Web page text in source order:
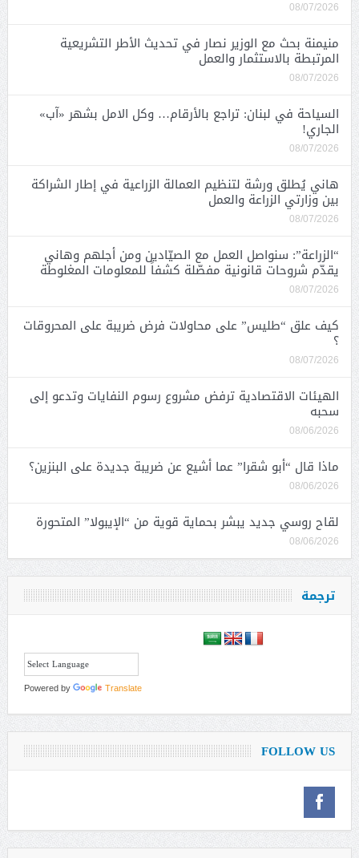
08/07/2026
منيمنة بحث مع الوزير نصار في تحديث الأطر التشريعية
المرتبطة بالاستثمار والعمل
08/07/2026
السياحة في لبنان: تراجع بالأرقام… وكل الامل بشهر «آب»
الجاري!
08/07/2026
هاني يُطلق ورشة لتنظيم العمالة الزراعية في إطار الشراكة
بين وزارتي الزراعة والعمل
08/07/2026
“الزراعة”: سنواصل العمل مع الصيّادين ومن أجلهم وهاني
يقدّم شروحات قانونية مفصّلة كشفاً للمعلومات المغلوطة
08/07/2026
كيف علق “طليس” على محاولات فرض ضريبة على المحروقات
؟
08/07/2026
الهيئات الاقتصادية ترفض مشروع رسوم النفايات وتدعو إلى
سحبه
08/06/2026
ماذا قال “أبو شقرا” عما أشيع عن ضريبة جديدة على البنزين؟
08/06/2026
لقاح روسي جديد يبشر بحماية قوية من “الإيبولا” المتحورة
08/06/2026
ترجمة
Powered by Translate
FOLLOW US